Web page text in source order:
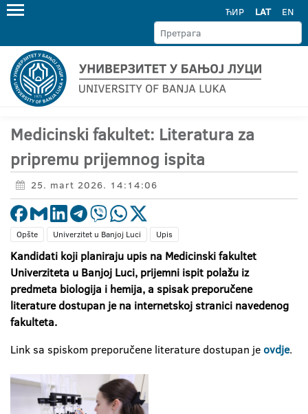
ЋИР LAT EN
Medicinski fakultet: Literatura za
pripremu prijemnog ispita
25. mart 2026. 14:14:06
Opšte Univerzitet u Banjoj Luci Upis
Kandidati koji planiraju upis na Medicinski fakultet
Univerziteta u Banjoj Luci, prijemni ispit polažu iz
predmeta biologija i hemija, a spisak preporučene
literature dostupan je na internetskoj stranici navedenog
fakulteta.
Link sa spiskom preporučene literature dostupan je ovdje.